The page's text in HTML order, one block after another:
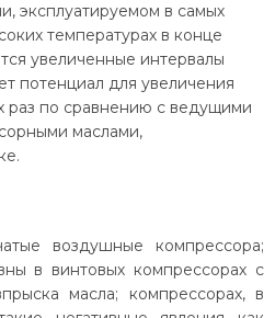
эксплуатируемом в самых
температурах в конце
увеличенные интервалы
потенциал для увеличения
раз по сравнению с ведущими
маслами,
воздушные компрессора;
в винтовых компрессорах с
масла; компрессорах, в